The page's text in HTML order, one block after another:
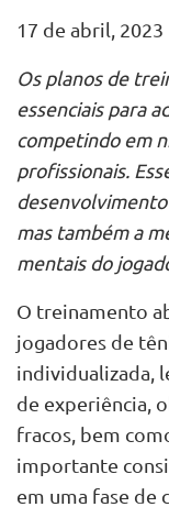
17 de abril, 2023
Os planos de
essenciais para
competindo em
profissionais.
mas também a
mentais do
O treinamento
jogadores de
individualizada,
de experiência,
fracos, bem
importante
em uma fase de